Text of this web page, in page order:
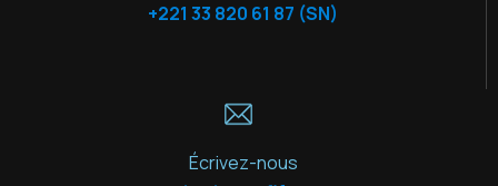
+221 33 820 61 87 (SN)
Écrivez-nous